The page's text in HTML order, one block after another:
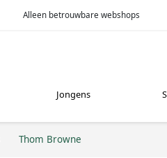
Alleen betrouwbare webshops
Jongens
Thom Browne